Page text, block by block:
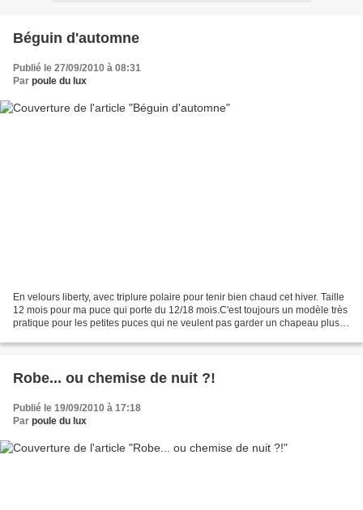
Béguin d'automne
Publié le 27/09/2010 à 08:31
Par poule du lux
En velours liberty, avec triplure polaire pour tenir bien chaud cet hiver. Taille
12 mois pour ma puce qui porte du 12/18 mois.C'est toujours un modèle très
pratique pour les petites puces qui ne veulent pas garder un chapeau plus
Robe... ou chemise de nuit ?!
Publié le 19/09/2010 à 17:18
Par poule du lux